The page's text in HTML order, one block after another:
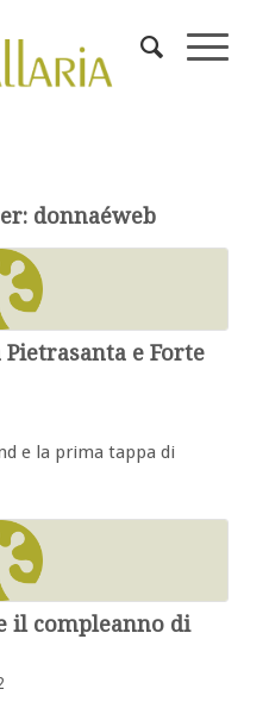
donnaéweb
e Forte
e la prima tappa di
il compleanno di